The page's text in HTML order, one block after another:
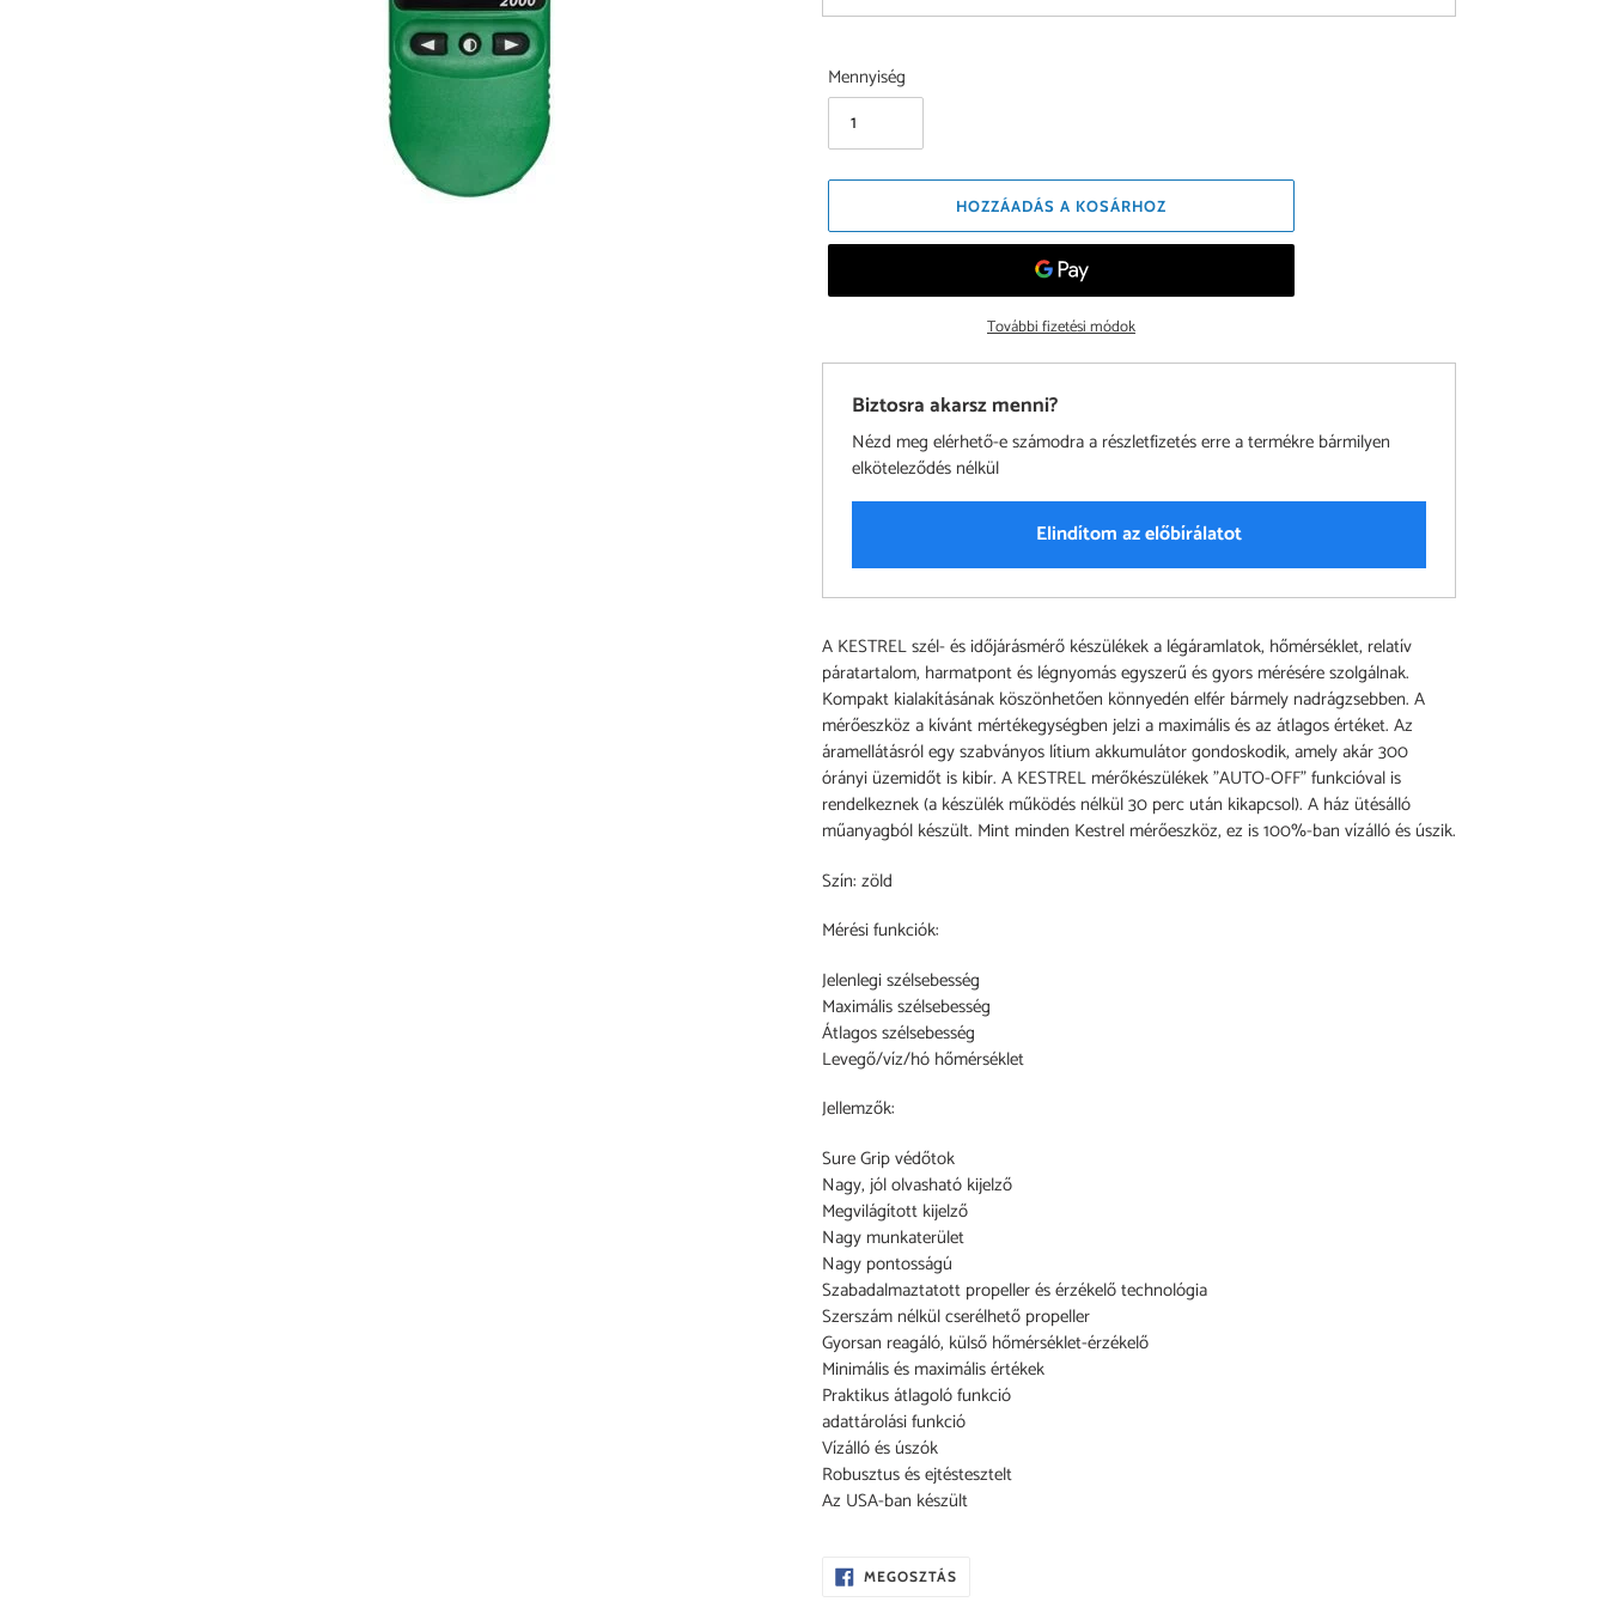
Mennyiség
HOZZÁADÁS A KOSÁRHOZ
További fizetési módok
Biztosra akarsz menni?
Nézd meg elérhető-e számodra a részletfizetés erre a termékre bármilyen
elköteleződés nélkül
Elindítom az előbírálatot
termék
felvéve
a
kosárba
A KESTREL szél- és időjárásmérő készülékek a légáramlatok, hőmérséklet, relatív
páratartalom, harmatpont és légnyomás egyszerű és gyors mérésére szolgálnak.
Kompakt kialakításának köszönhetően könnyedén elfér bármely nadrágzsebben. A
mérőeszköz a kívánt mértékegységben jelzi a maximális és az átlagos értéket. Az
áramellátásról egy szabványos lítium akkumulátor gondoskodik, amely akár 300
órányi üzemidőt is kibír. A KESTREL mérőkészülékek "AUTO-OFF" funkcióval is
rendelkeznek (a készülék működés nélkül 30 perc után kikapcsol). A ház ütésálló
műanyagból készült. Mint minden Kestrel mérőeszköz, ez is 100%-ban vízálló és úszik.
Szín: zöld
Mérési funkciók:
Jelenlegi szélsebesség
Maximális szélsebesség
Átlagos szélsebesség
Levegő/víz/hó hőmérséklet
Jellemzők:
Sure Grip védőtok
Nagy, jól olvasható kijelző
Megvilágított kijelző
Nagy munkaterület
Nagy pontosságú
Szabadalmaztatott propeller és érzékelő technológia
Szerszám nélkül cserélhető propeller
Gyorsan reagáló, külső hőmérséklet-érzékelő
Minimális és maximális értékek
Praktikus átlagoló funkció
adattárolási funkció
Vízálló és úszók
Robusztus és ejtéstesztelt
Az USA-ban készült
MEGOSZTÁSOSZD
MEG